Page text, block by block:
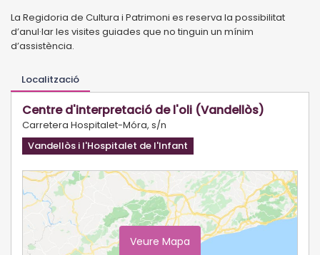
La Regidoria de Cultura i Patrimoni es reserva la possibilitat
d’anul·lar les visites guiades que no tinguin un mínim
d’assistència.
Localització
Centre d'interpretació de l'oli (Vandellòs)
Carretera Hospitalet-Móra, s/n
Vandellòs i l'Hospitalet de l'Infant
Veure Mapa